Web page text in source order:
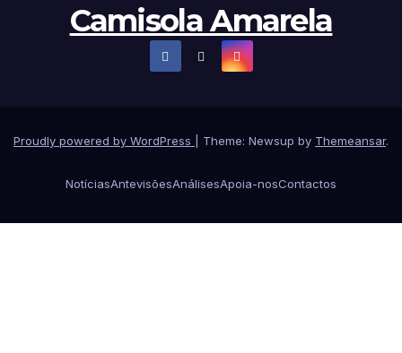
Camisola Amarela
Proudly powered by WordPress Theme: Newsup by Themeansar.
NotíciasAntevisõesAnálisesApoia-nosContactos